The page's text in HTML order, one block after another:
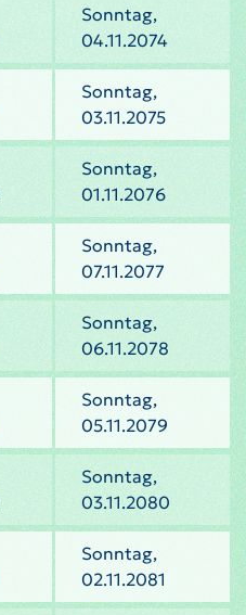
Sonntag,
04.11.2074
Sonntag,
03.11.2075
Sonntag,
01.11.2076
Sonntag,
07.11.2077
Sonntag,
06.11.2078
Sonntag,
05.11.2079
Sonntag,
03.11.2080
Sonntag,
02.11.2081